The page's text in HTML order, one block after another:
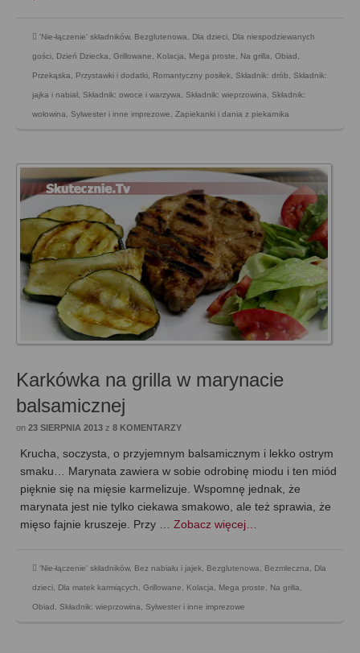
'Nie-łączenie' składników, Bezglutenowa Dla dzieci Dla niespodziewanych
gości Dzień Dziecka Grillowane Kolacja Mega proste Na grilla Obiad
Przekąska Przystawki i dodatki Romantyczny posiłek Składnik: drób Składnik:
jajka i nabiał Składnik: owoce i warzywa Składnik: wieprzowina Składnik:
wołowina Sylwester i inne imprezowe Zapiekanki i dania z piekarnika
Karkówka na grilla w marynacie
balsamicznej
on 23 SIERPNIA 2013 z 8 KOMENTARZY
Krucha, soczysta, o przyjemnym balsamicznym i lekko ostrym
smaku… Marynata zawiera w sobie odrobinę miodu i ten miód
pięknie się na mięsie karmelizuje. Wspomnę jednak, że
marynata jest nie tylko ciekawa smakowo, ale też sprawia, że
mięso fajnie kruszeje. Przy … Zobacz więcej…
'Nie-łączenie' składników, Bez nabiału i jajek, Bezglutenowa, Bezmleczna, Dla
dzieci, Dla matek karmiących, Grillowane, Kolacja, Mega proste, Na grilla,
Obiad , Składnik: wieprzowina, Sylwester i inne imprezowe